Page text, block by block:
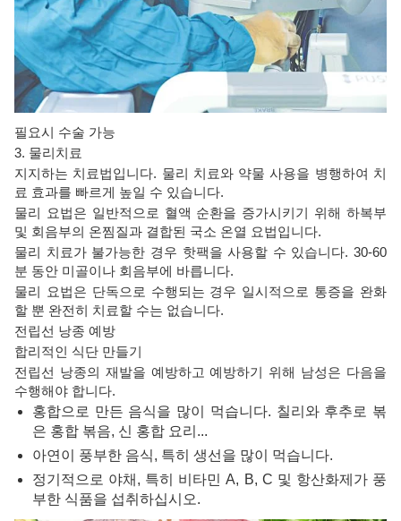
필요시 수술 가능
3. 물리치료
지지하는 치료법입니다. 물리 치료와 약물 사용을 병행하여 치
료 효과를 빠르게 높일 수 있습니다.
물리 요법은 일반적으로 혈액 순환을 증가시키기 위해 하복부
및 회음부의 온찜질과 결합된 국소 온열 요법입니다.
물리 치료가 불가능한 경우 핫팩을 사용할 수 있습니다. 30-60
분 동안 미골이나 회음부에 바릅니다.
물리 요법은 단독으로 수행되는 경우 일시적으로 통증을 완화
할 뿐 완전히 치료할 수는 없습니다.
전립선 낭종 예방
합리적인 식단 만들기
전립선 낭종의 재발을 예방하고 예방하기 위해 남성은 다음을
수행해야 합니다.
홍합으로 만든 음식을 많이 먹습니다. 칠리와 후추로 볶
은 홍합 볶음, 신 홍합 요리...
아연이 풍부한 음식, 특히 생선을 많이 먹습니다.
정기적으로 야채, 특히 비타민 A, B, C 및 항산화제가 풍
부한 식품을 섭취하십시오.